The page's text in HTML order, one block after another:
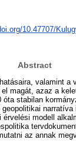
10.47707/
Abstract
valamint a
magát, azaz a
stabilan
modell
az annak